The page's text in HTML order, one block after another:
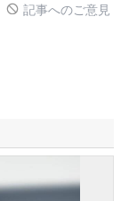
記事へのご意見